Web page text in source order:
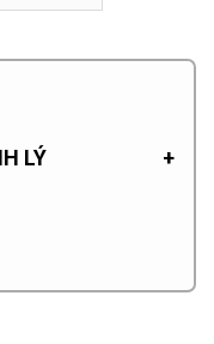
LÝ +